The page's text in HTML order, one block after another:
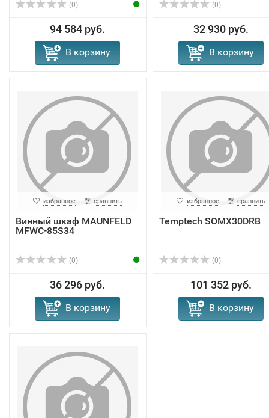
(0)
94 584 руб.
В корзину
(0)
32 930 руб.
В корзину
избранное сравнить
Винный шкаф MAUNFELD
MFWC-85S34
(0)
36 296 руб.
В корзину
избранное сравнить
Temptech SOMX30DRB
(0)
101 352 руб.
В корзину